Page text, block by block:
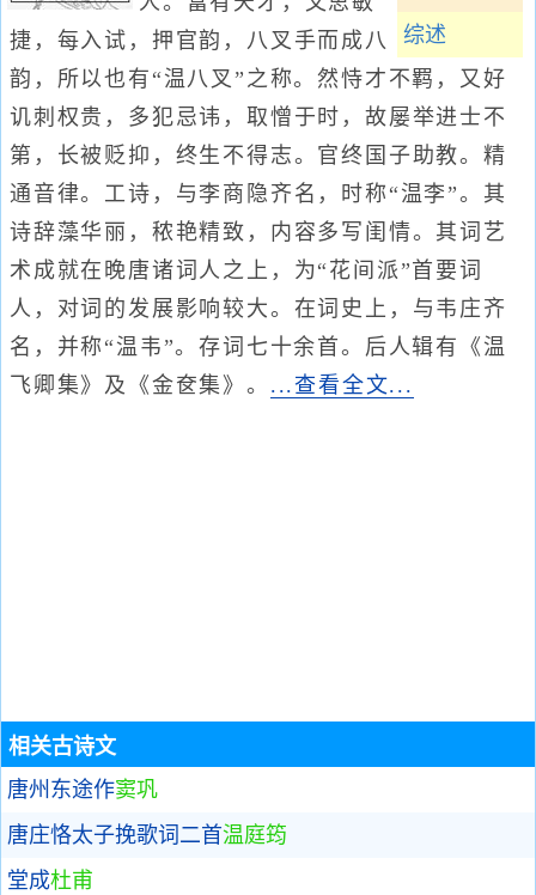
综述
捷，每入试，押官韵，八叉手而成八
韵，所以也有“温八叉”之称。然恃才不羁，又好
讥刺权贵，多犯忌讳，取憎于时，故屡举进士不
第，长被贬抑，终生不得志。官终国子助教。精
通音律。工诗，与李商隐齐名，时称“温李”。其
诗辞藻华丽，秾艳精致，内容多写闺情。其词艺
术成就在晚唐诸词人之上，为“花间派”首要词
人，对词的发展影响较大。在词史上，与韦庄齐
名，并称“温韦”。存词七十余首。后人辑有《温
飞卿集》及《金奁集》。 ...查看全文...
相关古诗文
唐州东途作窦巩
唐庄恪太子挽歌词二首温庭筠
堂成杜甫